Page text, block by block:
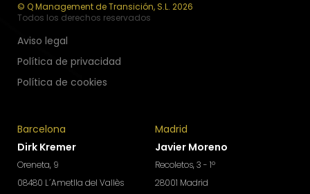
© Q Management de Transición, S.L. 2026
Todos los derechos reservados
Aviso legal
Política de privacidad
Política de cookies
Barcelona
Dirk Kremer
Oreneta, 9
08480 L´Ametlla del Vallès
Madrid
Javier Moreno
Recoletos, 3 - 1º
28001 Madrid